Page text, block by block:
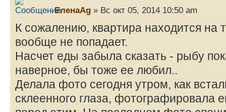
ЕленаAg » Вс окт 05, 2014 10:50 am
К сожалению, квартира находится на
вообще не попадает.
Насчет еды забыла сказать - рыбу
наверное, бы тоже ее любил..
Делала фото сегодня утром, как
склеенного глаза, фотографировала